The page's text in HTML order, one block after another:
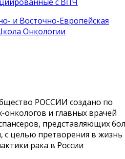
РОССИИ создано по
онкологов и главных врачей
представляющих
с целью претворения в жизнь
рака в России